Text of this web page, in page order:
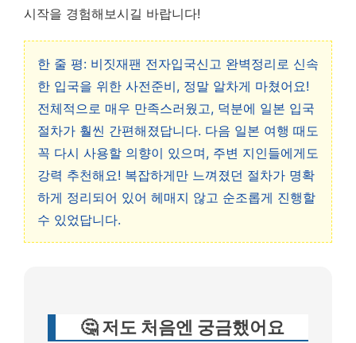
시작을 경험해보시길 바랍니다!
한 줄 평: 비짓재팬 전자입국신고 완벽정리로 신속
한 입국을 위한 사전준비, 정말 알차게 마쳤어요!
전체적으로 매우 만족스러웠고, 덕분에 일본 입국
절차가 훨씬 간편해졌답니다. 다음 일본 여행 때도
꼭 다시 사용할 의향이 있으며, 주변 지인들에게도
강력 추천해요! 복잡하게만 느껴졌던 절차가 명확
하게 정리되어 있어 헤매지 않고 순조롭게 진행할
수 있었답니다.
🤔 저도 처음엔 궁금했어요